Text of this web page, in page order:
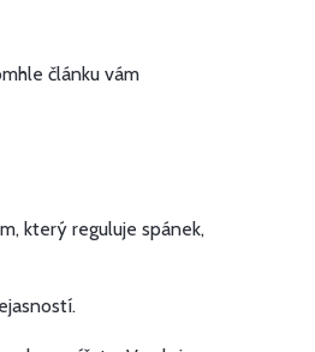
článku vám
který reguluje spánek,